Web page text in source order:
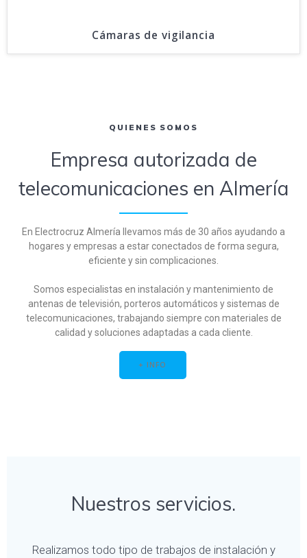
Cámaras de vigilancia
QUIENES SOMOS
Empresa autorizada de
telecomunicaciones en Almería
En Electrocruz Almería llevamos más de 30 años ayudando a
hogares y empresas a estar conectados de forma segura,
eficiente y sin complicaciones.
Somos especialistas en instalación y mantenimiento de
antenas de televisión, porteros automáticos y sistemas de
telecomunicaciones, trabajando siempre con materiales de
calidad y soluciones adaptadas a cada cliente.
+ INFO
Nuestros servicios.
Realizamos todo tipo de trabajos de instalación y